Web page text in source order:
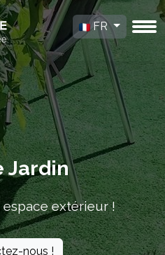
FR
Jardin
extérieur !
nous !